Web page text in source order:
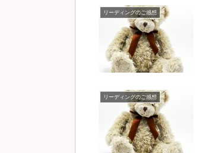
リーディングのご感想
リーディングのご感想